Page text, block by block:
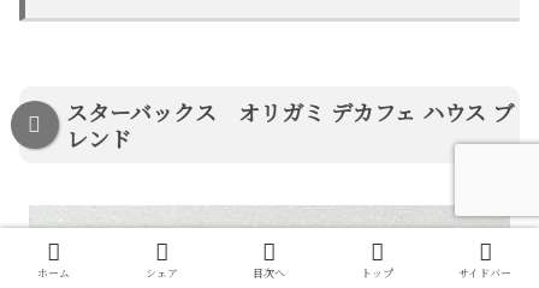
スターバックス オリガミ デカフェ ハウス ブ
レンド
ホーム シェア 目次へ トップ サイドバー